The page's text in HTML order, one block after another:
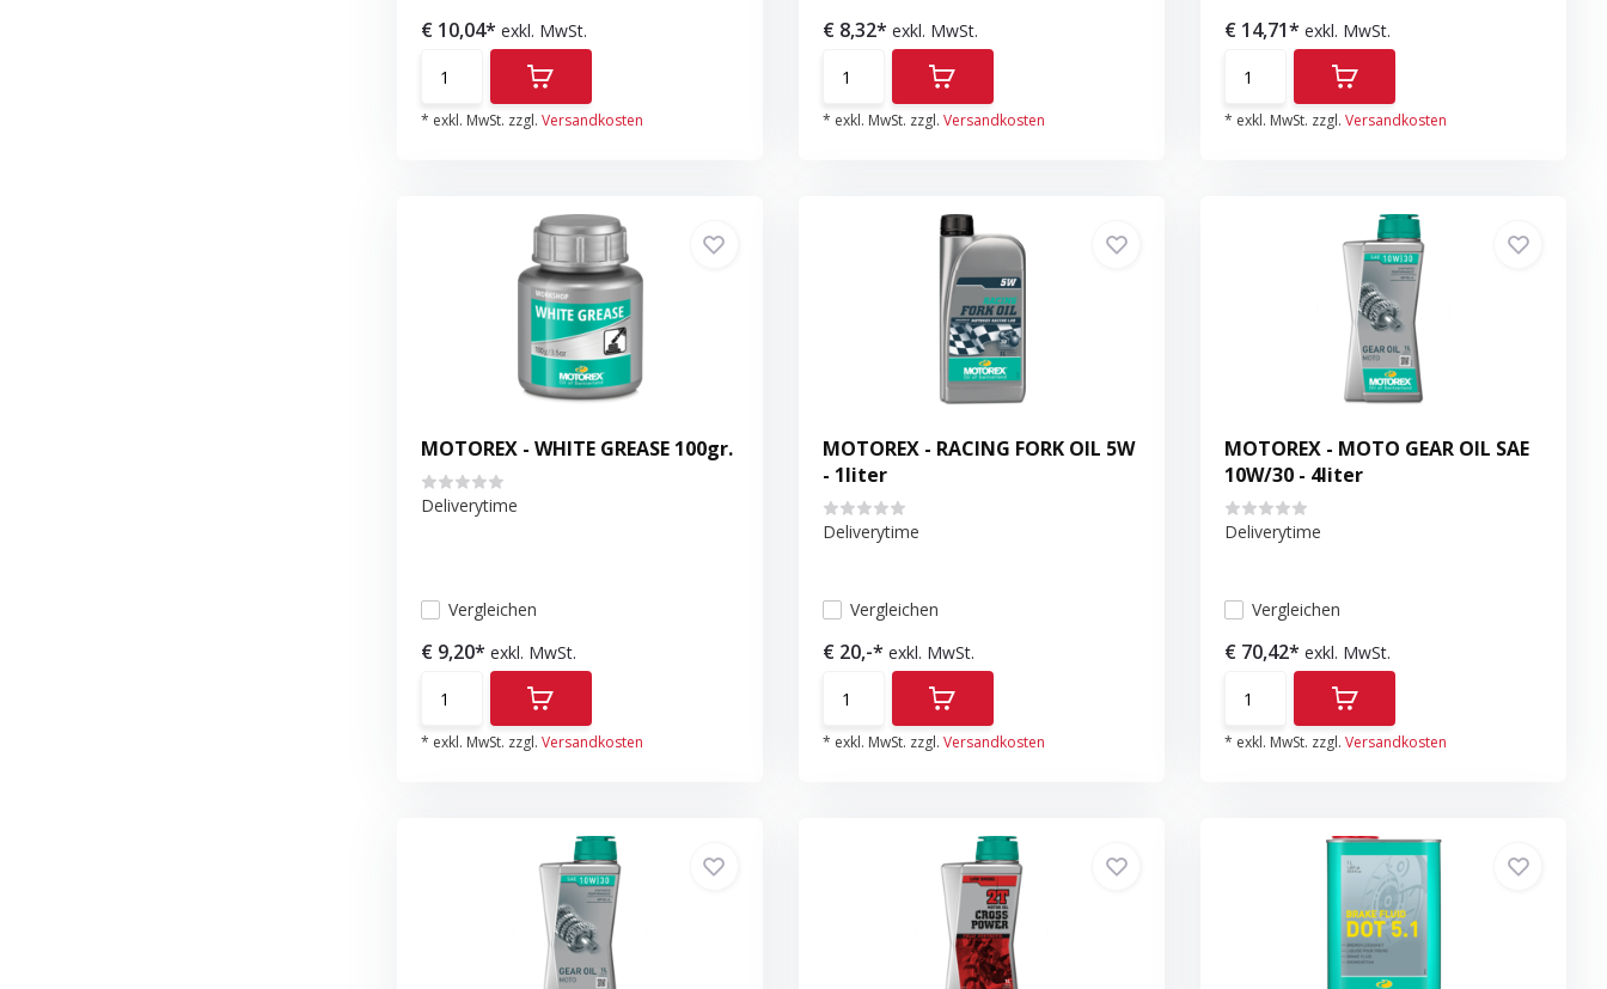
€ 10,04* exkl. MwSt.
* exkl. MwSt. zzgl. Versandkosten
€ 8,32* exkl. MwSt.
* exkl. MwSt. zzgl. Versandkosten
€ 14,71*exkl. MwSt.
* exkl. MwSt. zzgl.Versandkosten
MOTOREX - WHITE GREASE 100gr.
Deliverytime
Vergleichen
€ 9,20* exkl. MwSt.
* exkl. MwSt. zzgl. Versandkosten
MOTOREX - RACING FORK OIL 5W
- 1liter
Deliverytime
Vergleichen
€ 20,-* exkl. MwSt.
* exkl. MwSt. zzgl. Versandkosten
MOTOREX - MOTO GEAR OIL SAE
10W/30 - 4liter
Deliverytime
Vergleichen
€ 70,42*exkl. MwSt.
* exkl. MwSt. zzgl.Versandkosten